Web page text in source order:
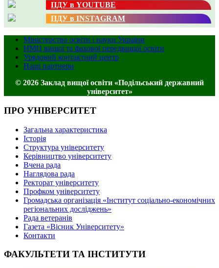
ПДУ в YOUTUBE
ПДУ в INSTAGRAM
Міністерство освіти і науки України
НМЦ вищої та фахової передвищої освіти
Урядовий контактний центр
Наші партнери
© 2026 Заклад вищої освіти «Подільський державний
університет»
ПРО УНІВЕРСИТЕТ
Загальна характеристика
Історія
Структура університету
Керівництво університету
Вчена рада
Наглядова рада
Ректорат університету
Профком університету
Громадська організація «Інститут соціально-економічних
регіональних досліджень»
Рада ветеранів
Газета «Вісник Університету»
Контакти
ФАКУЛЬТЕТИ ТА ІНСТИТУТИ